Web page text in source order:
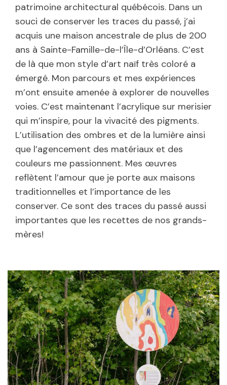
patrimoine architectural québécois. Dans un
souci de conserver les traces du passé, j’ai
acquis une maison ancestrale de plus de 200
ans à Sainte-Famille-de-l’Île-d’Orléans. C’est
de là que mon style d’art naïf très coloré a
émergé. Mon parcours et mes expériences
m’ont ensuite amenée à explorer de nouvelles
voies. C’est maintenant l’acrylique sur merisier
qui m’inspire, pour la vivacité des pigments.
L’utilisation des ombres et de la lumière ainsi
que l’agencement des matériaux et des
couleurs me passionnent. Mes œuvres
reflètent l’amour que je porte aux maisons
traditionnelles et l’importance de les
conserver. Ce sont des traces du passé aussi
importantes que les recettes de nos grands-
mères!